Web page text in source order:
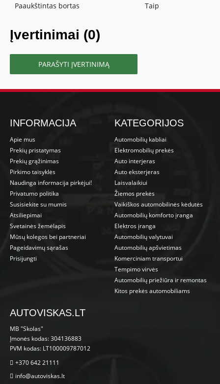
Paaukštintas bortas Taip
Įvertinimai (0)
PARAŠYTI ĮVERTINIMĄ
INFORMACIJA
Apie mus
Prekių pristatymas
Prekių grąžinimas
Pirkimo taisyklės
Naudinga informacija pirkėjui!
Privatumo politika
Susisiekite su mumis
Atsiliepimai
Svetainės žemėlapis
Mūsų kolegos bei partneriai
Pageidavimų sąrašas
Prisijungti
KATEGORIJOS
Automobilių kabliai
Elektromobilių prekės
Auto interjeras
Auto eksterjeras
Laisvalaikiui
Žiemos prekės
Vaikiškos automobilinės kėdutės
Automobilių komforto įranga
Elektros įranga
Automobilių valytuvai
Automobilių apšvietimas
Komerciniam transportui
Tempimo virvės
Automobilių priežiūra ir remontas
Kitos prekės automobiliams
AUTOVISKAS.LT
MB "Skolas"
Įmonės kodas: 304136883
PVM kodas: LT100009787012
+370 642 21111
info@autoviskas.lt